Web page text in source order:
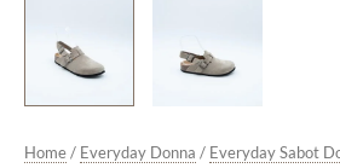
Home / Everyday Donna / Everyday Sabot